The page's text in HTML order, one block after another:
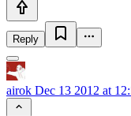
Reply
airok Dec 13 2012 at